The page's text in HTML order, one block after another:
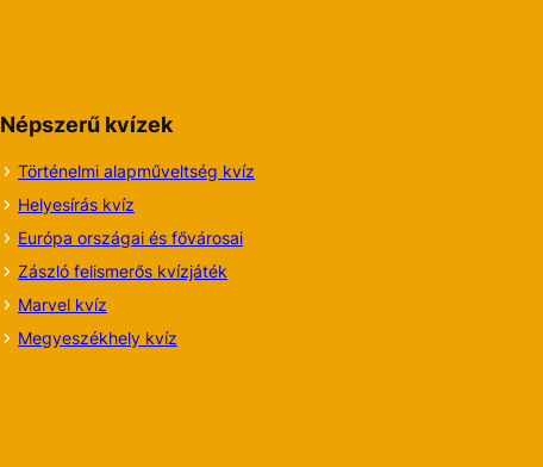
Népszerű kvízek
Történelmi alapműveltség kvíz
Helyesírás kvíz
Európa országai és fővárosai
Zászló felismerős kvízjáték
Marvel kvíz
Megyeszékhely kvíz